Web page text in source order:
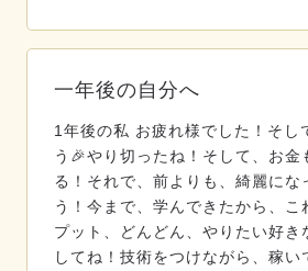
一年後の自分へ
1年後の私 お疲れ様でした！そし
う🎉やり切ったね！そして、お金
る！それで、前よりも、綺麗にな
う！今まで、学んできたから、こ
プット、どんどん、やりたい好き
してね！技術をつけながら、稼い